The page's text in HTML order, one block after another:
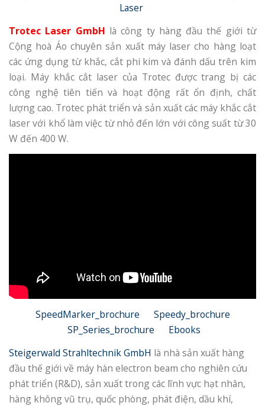
Laser
Trotec Laser GmbH là công ty hàng đầu thế giới từ
Cộng hoà Áo chuyên sản xuất máy laser cho hàng loạt
các ứng dụng từ khắc, cắt phi kim và đánh dấu trên kim
loại. Máy khắc cắt laser của Trotec được trang bị các
công nghệ tiên tiến và hoạt động rất ổn định, chất
lượng cao. Trotec phát triển và sản xuất các máy khắc cắt
laser với khổ làm việc từ nhỏ đến lớn với công suất từ 30
W đến 400 W.
SpeedMarker_brochure
Speedy_brochure
SP_Series_brochure
Ebooks
Steigerwald Strahltechnik GmbH là nhà sản xuất hàng
đầu thế giới về máy hàn electron beam cho nghiên cứu
phát triển (R&D), sản xuất trong các lĩnh vực hạt nhân,
hàng không vũ trụ, quốc phòng, phát điện, dầu khí,